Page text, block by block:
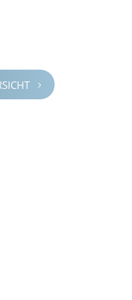
5